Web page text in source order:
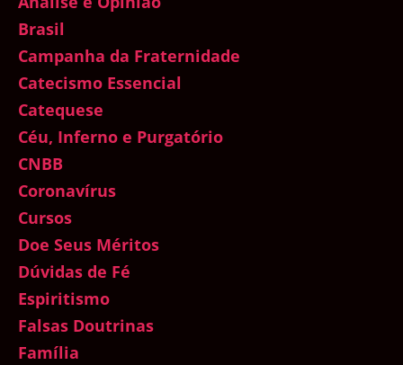
Brasil
Campanha da Fraternidade
Catecismo Essencial
Catequese
Céu, Inferno e Purgatório
CNBB
Coronavírus
Cursos
Doe Seus Méritos
Dúvidas de Fé
Espiritismo
Falsas Doutrinas
Família